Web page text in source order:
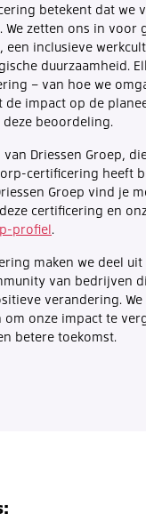
betekent dat we
We zetten ons in voor
een inclusieve
duurzaamheid.
– van hoe we
de impact op de
beoordeling.
van Driessen Groep,
certificering heeft
Groep vind je
certificering en
profiel.
maken we deel uit
van bedrijven
verandering.
om onze impact te
betere toekomst.